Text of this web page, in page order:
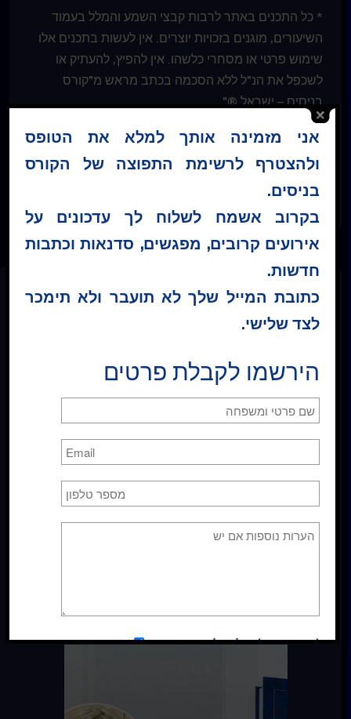
* כל התכנים באתר לרבות קבצי השמע והמלל בעמוד
השיעורים, מוגנים בזכויות יוצרים. אין לעשות בתכנים אלו
שימוש פרטי או מסחרי כלשהו. אין להפיץ, להעתיק או
לשכפל את הנ"ל ללא הסכמה בכתב מראש מ"קורס
בניסים – ישראל ®"
הרשמה לרשימת תפוצה
כן, אני מאשר/ת קבלת דיוור
שבעה שיעורים על הנפש. מתחילים
ספר קורס בניסים
אני מזמינה אותך למלא את הטופס
ולהצטרף לרשימת התפוצה של הקורס
בניסים.
בקרוב אשמח לשלוח לך עדכונים על
אירועים קרובים, מפגשים, סדנאות וכתבות
חדשות.
כתובת המייל שלך לא תועבר ולא תימכר
לצד שלישי.
הירשמו לקבלת פרטים
*אני מסכימ/ה לקבלת עדכונים כן